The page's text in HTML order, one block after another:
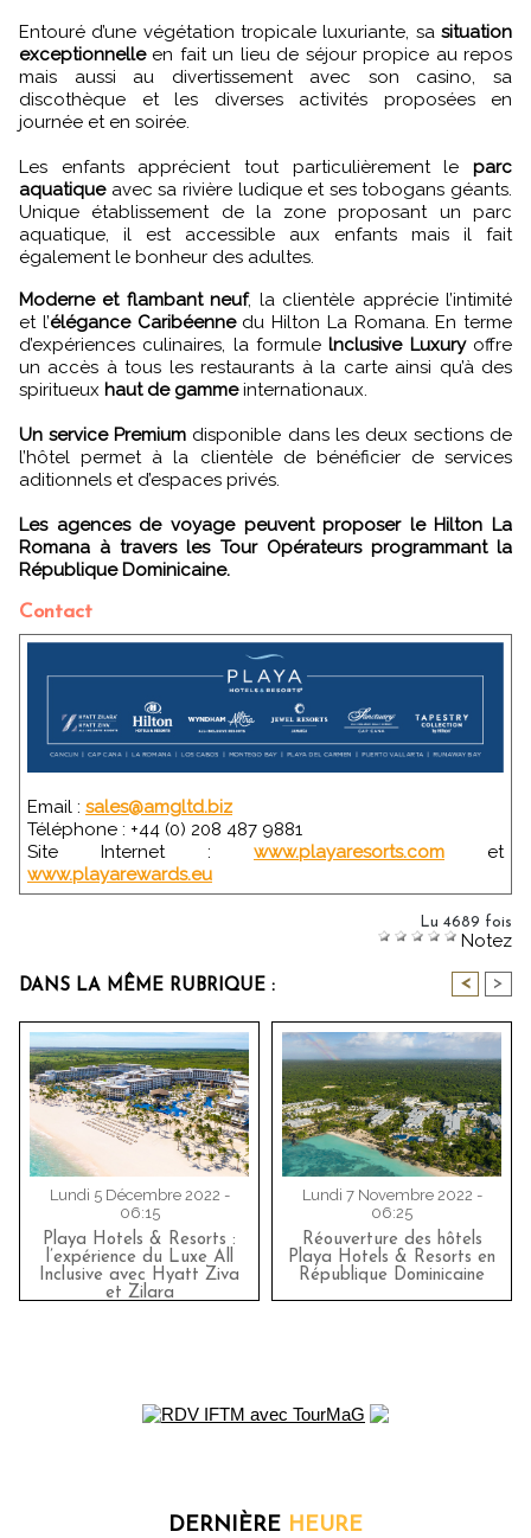
Entouré d’une végétation tropicale luxuriante, sa situation
exceptionnelleen fait un lieu de séjour propice au repos
mais aussi au divertissement avec son casino, sa
discothèque et les diverses activités proposées en
journée et en soirée.
Les enfants apprécient tout particulièrement le parc
aquatiqueavec sa rivière ludique et ses tobogans géants.
Unique établissement de la zone proposant un parc
aquatique, il est accessible aux enfants mais il fait
également le bonheur des adultes.
Moderne et flambant neuf, la clientèle apprécie l’intimité
et l’élégance Caribéennedu Hilton La Romana. En terme
d’expériences culinaires, la formulelnclusive Luxuryoffre
un accès à tous les restaurants à la carte ainsi qu’à des
spiritueux haut de gammeinternationaux.
Un service Premium disponible dans les deux sections de
l’hôtel permet à la clientèle de bénéficier de services
aditionnels et d’espaces privés.
Les agences de voyage peuvent proposer le Hilton La
Romana à travers les Tour Opérateurs programmant la
République Dominicaine.
Contact
Email : sales@amgltd.biz
Téléphone : +44 (0) 208 487 9881
Site Internet : www.playaresorts.com et
www.playarewards.eu
Lu 4689 fois
Notez
DANS LA MÊME RUBRIQUE : < >
Lundi 5 Décembre 2022 -
06:15
Playa Hotels & Resorts :
l’expérience du Luxe All
Inclusive avec Hyatt Ziva
et Zilara
Lundi 7 Novembre 2022 -
06:25
Réouverture des hôtels
Playa Hotels & Resorts en
République Dominicaine
DERNIÈRE HEURE